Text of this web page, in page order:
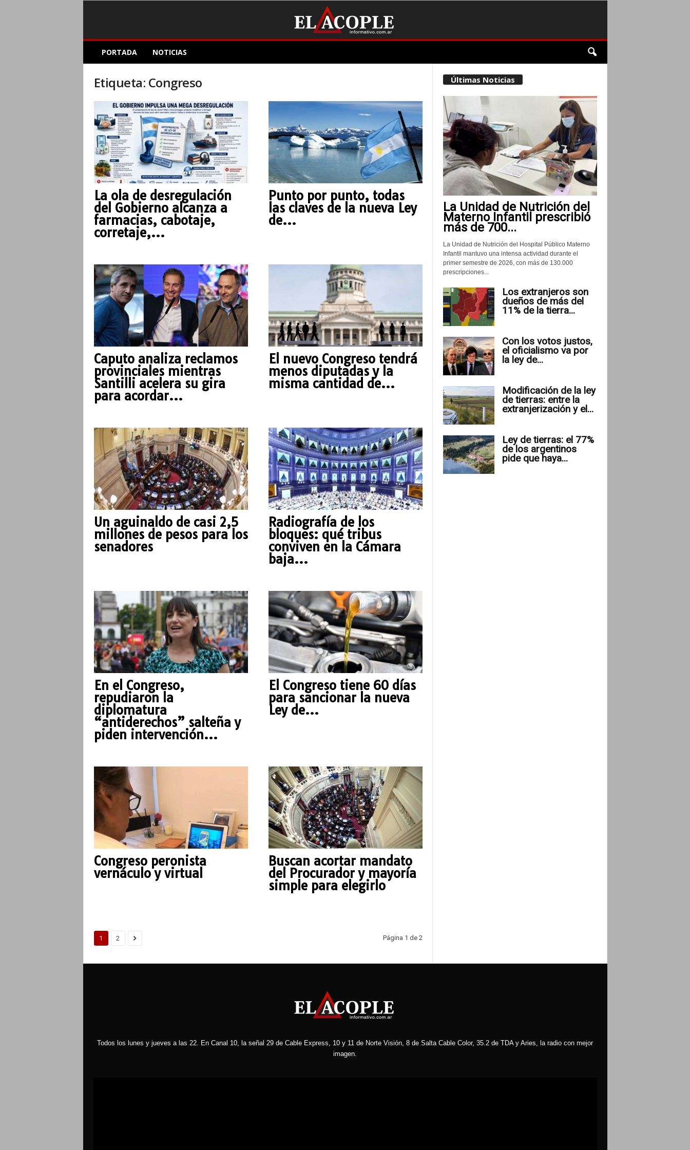
A
PORTADA NOTICIAS
Etiqueta: Congreso
La ola de desregulación
del Gobierno alcanza a
farmacias, cabotaje,
corretaje,...
Punto por punto, todas
las claves de la nueva Ley
de...
Caputo analiza reclamos
provinciales mientras
Santilli acelera su gira
para acordar...
El nuevo Congreso tendrá
menos diputadas y la
misma cantidad de...
Un aguinaldo de casi 2,5
millones de pesos para los
senadores
Radiografía de los
bloques: qué tribus
conviven en la Cámara
baja...
En el Congreso,
repudiaron la
diplomatura
“antiderechos” salteña y
piden intervención...
El Congreso tiene 60 días
para sancionar la nueva
Ley de...
Congreso peronista
vernáculo y virtual
Buscan acortar mandato
del Procurador y mayoría
simple para elegirlo
1 2 Página 1 de 2
Últimas Noticias
La Unidad de Nutrición del
Materno Infantil prescribió
más de 700...
La Unidad de Nutrición del Hospital Público Materno
Infantil mantuvo una intensa actividad durante el
primer semestre de 2026, con más de 130.000
prescripciones...
Los extranjeros son
dueños de más del
11% de la tierra...
Con los votos justos,
el oficialismo va por
la ley de...
Modificación de la ley
de tierras: entre la
extranjerización y el...
Ley de tierras: el 77%
de los argentinos
pide que haya...
Todos los lunes y jueves a las 22. En Canal 10, la señal 29 de Cable Express, 10 y 11 de Norte Visión, 8 de Salta Cable Color, 35.2 de TDA y Aries, la radio con mejor
imagen.